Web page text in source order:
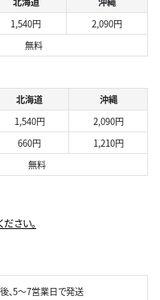
1,540円
2,090円
無料
北海道
沖縄
1,540円
2,090円
660円
1,210円
無料
さい。
、5～7営業日で発送